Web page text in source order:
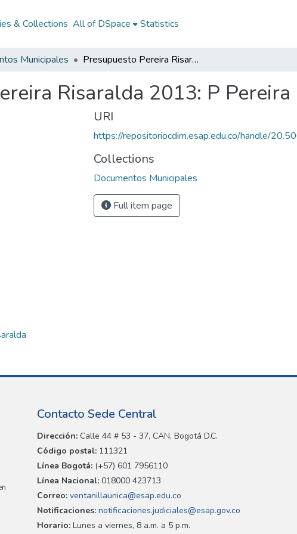
& Collections All of DSpace Statistics
Municipales Presupuesto Pereira Risaralda 2013: P Pereira Risaralda 2013
Risaralda 2013: P
URI
https://repositoriocdim.esap.edu.co/handle/
Collections
Documentos Municipales
Full item page
Contacto Sede Central
Dirección: Calle 44 # 53 - 37, CAN, Bogotá D.C.
Código postal: 111321
Línea Bogotá: (+57) 601 7956110
Línea Nacional: 018000 423713
Correo: ventanillaunica@esap.edu.co
Notificaciones: notificaciones.judiciales@esap.gov.co
Horario: Lunes a viernes, 8 a.m. a 5 p.m.